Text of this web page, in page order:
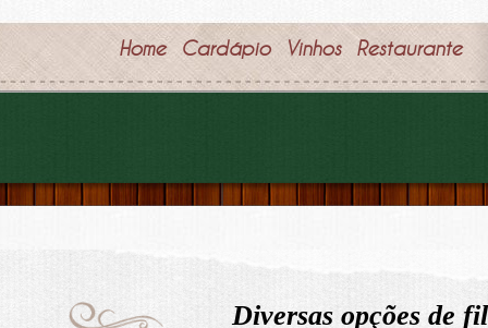
Home Cardápio Vinhos Restaurante
Diversas opções de